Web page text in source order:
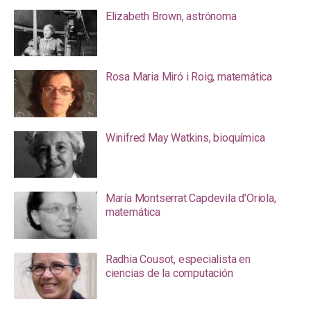
Elizabeth Brown, astrónoma
Rosa Maria Miró i Roig, matemática
Winifred May Watkins, bioquímica
María Montserrat Capdevila d’Oriola,
matemática
Radhia Cousot, especialista en
ciencias de la computación